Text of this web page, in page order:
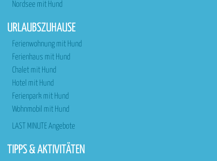
Nordsee mit Hund
URLAUBSZUHAUSE
Ferienwohnung mit Hund
Ferienhaus mit Hund
Chalet mit Hund
Hotel mit Hund
Ferienpark mit Hund
Wohnmobil mit Hund
LAST MINUTE Angebote
TIPPS & AKTIVITÄTEN